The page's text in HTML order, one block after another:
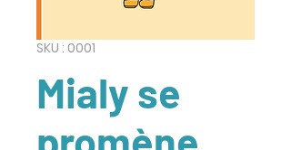
SKU : 0001
Mialy se